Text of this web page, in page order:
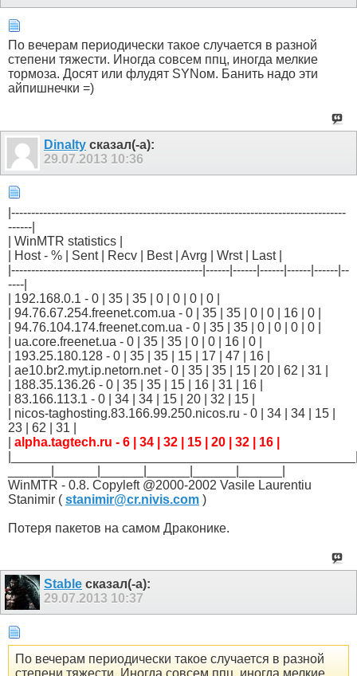
По вечерам периодически такое случается в разной
степени тяжести. Иногда совсем ппц, иногда мелкие
тормоза. Досят или флудят SYNом. Банить надо эти
айпишнечки =)
Dinalty сказал(-а):
29.07.2013 10:36
|------------------------------------------------------------------------------------
------|
| WinMTR statistics |
| Host - % | Sent | Recv | Best | Avrg | Wrst | Last |
|------------------------------------------------|------|------|------|------|------|--
----|
| 192.168.0.1 - 0 | 35 | 35 | 0 | 0 | 0 | 0 |
| 94.76.67.254.freenet.com.ua - 0 | 35 | 35 | 0 | 0 | 16 | 0 |
| 94.76.104.174.freenet.com.ua - 0 | 35 | 35 | 0 | 0 | 0 | 0 |
| ua.core.freenet.ua - 0 | 35 | 35 | 0 | 0 | 16 | 0 |
| 193.25.180.128 - 0 | 35 | 35 | 15 | 17 | 47 | 16 |
| ae10.br2.myt.ip.netorn.net - 0 | 35 | 35 | 15 | 20 | 62 | 31 |
| 188.35.136.26 - 0 | 35 | 35 | 15 | 16 | 31 | 16 |
| 83.166.113.1 - 0 | 34 | 34 | 15 | 20 | 32 | 15 |
| nicos-taghosting.83.166.99.250.nicos.ru - 0 | 34 | 34 | 15 |
23 | 62 | 31 |
alpha.tagtech.ru - 6 | 34 | 32 | 15 | 20 | 32 | 16 |
WinMTR - 0.8. Copyleft @2000-2002 Vasile Laurentiu
Stanimir ( stanimir@cr.nivis.com )
Потеря пакетов на самом Драконике.
Stable сказал(-а):
29.07.2013 10:37
По вечерам периодически такое случается в разной